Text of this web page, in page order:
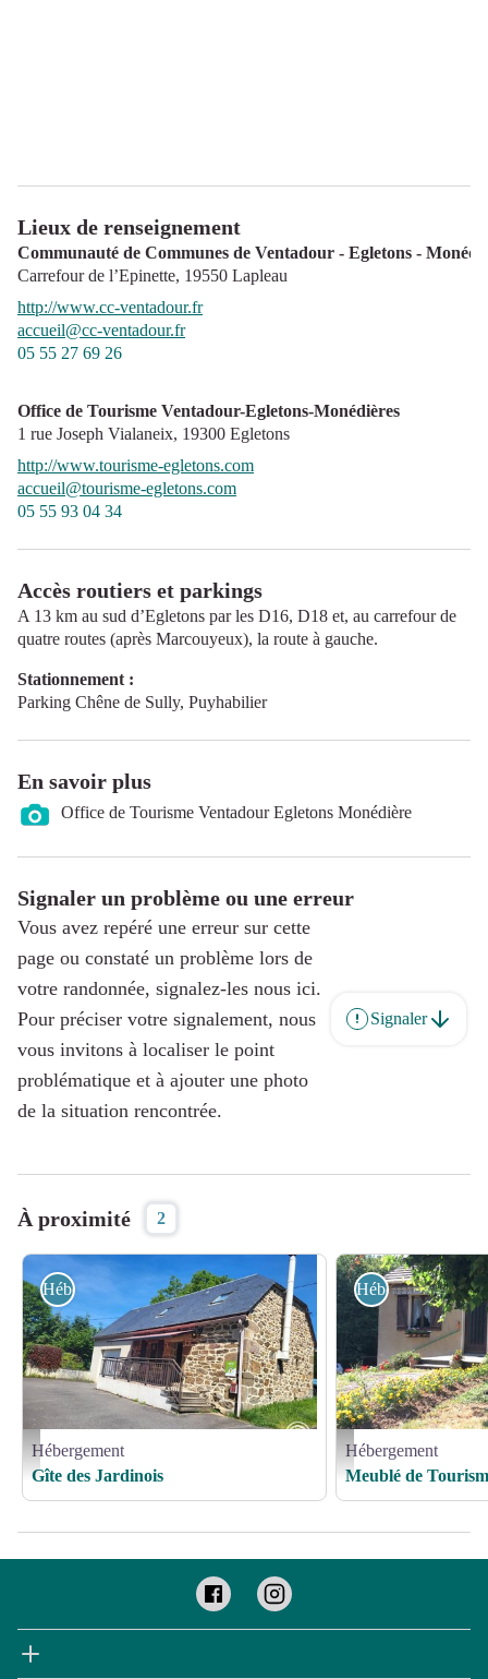
Lieux de renseignement
Communauté de Communes de Ventadour - Egletons -
Carrefour de l’Epinette, 19550 Lapleau
http://www.cc-ventadour.fr
accueil@cc-ventadour.fr
05 55 27 69 26
Office de Tourisme Ventadour-Egletons-Monédières
1 rue Joseph Vialaneix, 19300 Egletons
http://www.tourisme-egletons.com
accueil@tourisme-egletons.com
05 55 93 04 34
Accès routiers et parkings
A 13 km au sud d’Egletons par les D16, D18 et, au carrefour de
quatre routes (après Marcouyeux), la route à gauche.
Stationnement :
Parking Chêne de Sully, Puyhabilier
En savoir plus
Office de Tourisme Ventadour Egletons Monédière
Signaler un problème ou une erreur
Vous avez repéré une erreur sur cette
page ou constaté un problème lors de
votre randonnée, signalez-les nous ici.
Pour préciser votre signalement, nous
vous invitons à localiser le point
problématique et à ajouter une photo
de la situation rencontrée.
Signaler
À proximité 2
Gîte des Jardinois_1 - GDF 19
Hébergement
Hébergement
Gîte des Jardinois
Meublé de Tourisme
Hébergement
Hébergement
Meublé de